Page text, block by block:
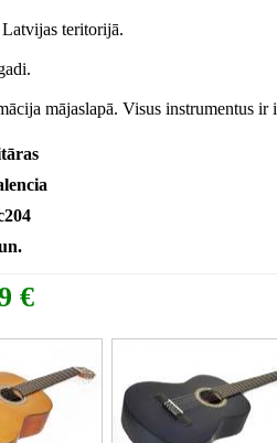
teritorijā.
mājaslapā. Visus instrumentus
€